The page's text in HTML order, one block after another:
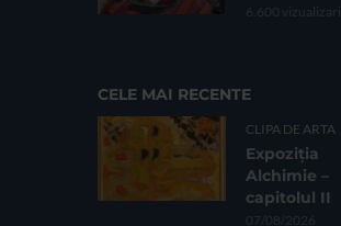
6.600 vizualizari
CELE MAI RECENTE
CLIPA DE ARTA
Expoziția
Alchimie –
capitolul II
07/08/2026